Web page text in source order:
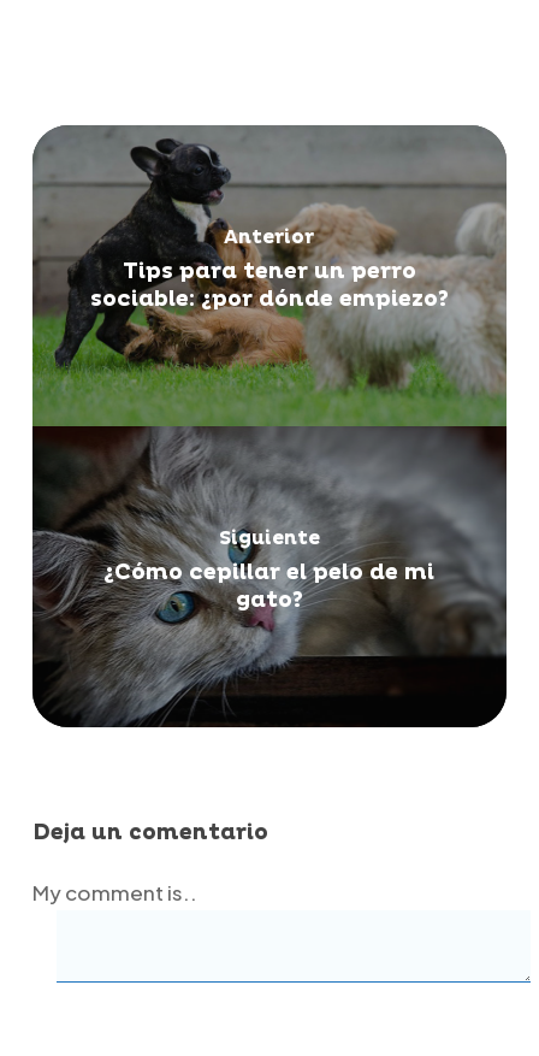
Anterior
Tips para tener un perro
sociable: ¿por dónde empiezo?
Siguiente
¿Cómo cepillar el pelo de mi
gato?
Deja un comentario
My comment is..